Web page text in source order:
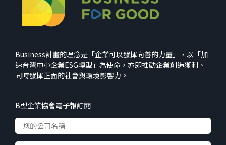
Business計畫的理念是「企業可以發揮向善的力量」，以「加
速台灣中小企業ESG轉型」為使命，亦即推動企業創造獲利、
同時發揮正面的社會與環境影響力。
B型企業協會電子報訂閱